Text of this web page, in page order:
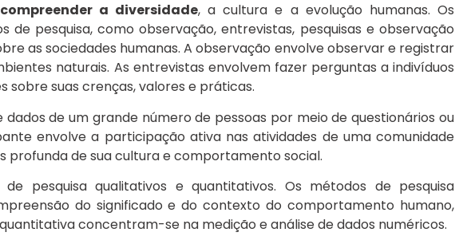
a diversidade, a cultura e a evolução humanas. Os
de pesquisa, como observação, entrevistas, pesquisas e observação
as sociedades humanas. A observação envolve observar e registrar
naturais. As entrevistas envolvem fazer perguntas a indivíduos
suas crenças, valores e práticas.
de um grande número de pessoas por meio de questionários ou
envolve a participação ativa nas atividades de uma comunidade
profunda de sua cultura e comportamento social.
pesquisa qualitativos e quantitativos. Os métodos de pesquisa
do significado e do contexto do comportamento humano,
concentram-se na medição e análise de dados numéricos.